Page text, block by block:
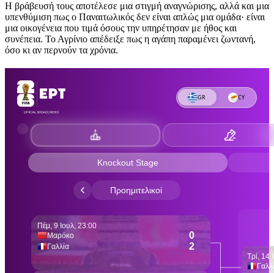
Η βράβευσή τους αποτέλεσε μια στιγμή αναγνώρισης, αλλά και μια
υπενθύμιση πως ο Παναιτωλικός δεν είναι απλώς μια ομάδα· είναι
μια οικογένεια που τιμά όσους την υπηρέτησαν με ήθος και
συνέπεια. Το Αγρίνιο απέδειξε πως η αγάπη παραμένει ζωντανή,
όσο κι αν περνούν τα χρόνια.